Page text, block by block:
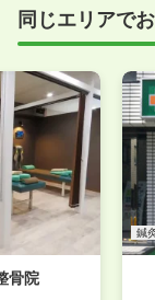
事前に確認
付けくださ
同じエリアで
骨院
鍼